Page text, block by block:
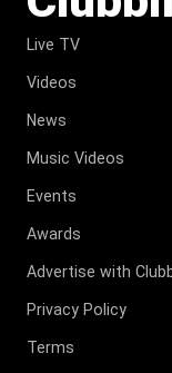
Live TV
Videos
News
Music Videos
Events
Awards
Advertise with
Privacy Policy
Terms